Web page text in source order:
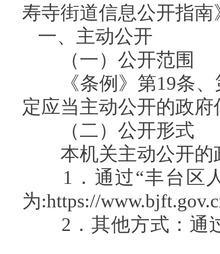
寿寺街道信息公开指
一、主动公开
（一）公开范围
《条例》第19条、
定应当主动公开的政
（二）公开形式
本机关主动公开的
1．通过“丰台区人
为:https://
2．其他方式：通过